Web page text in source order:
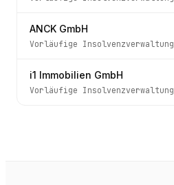
ANCK GmbH
Vorläufige Insolvenzverwaltung
i1 Immobilien GmbH
Vorläufige Insolvenzverwaltung